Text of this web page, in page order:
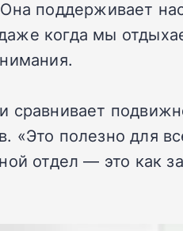
поддерживает
когда мы
«Это полезно для
отдел — это как